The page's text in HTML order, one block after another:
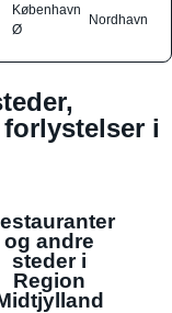
København
Ø
Nordhavn
i
og andre
steder i
Region